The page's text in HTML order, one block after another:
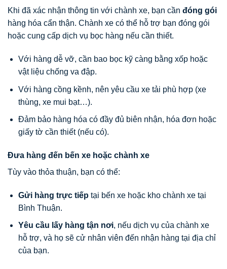
Khi đã xác nhận thông tin với chành xe, bạn cần đóng gói
hàng hóa cẩn thận. Chành xe có thể hỗ trợ bạn đóng gói
hoặc cung cấp dịch vụ bọc hàng nếu cần thiết.
Với hàng dễ vỡ, cần bao bọc kỹ càng bằng xốp hoặc
vật liệu chống va đập.
Với hàng cồng kềnh, nên yêu cầu xe tải phù hợp (xe
thùng, xe mui bạt…).
Đảm bảo hàng hóa có đầy đủ biên nhận, hóa đơn hoặc
giấy tờ cần thiết (nếu có).
Đưa hàng đến bến xe hoặc chành xe
Tùy vào thỏa thuận, bạn có thể:
Gửi hàng trực tiếptại bến xe hoặc kho chành xe tại
Bình Thuận.
Yêu cầu lấy hàng tận nơi, nếu dịch vụ của chành xe
hỗ trợ, và họ sẽ cử nhân viên đến nhận hàng tại địa chỉ
của bạn.